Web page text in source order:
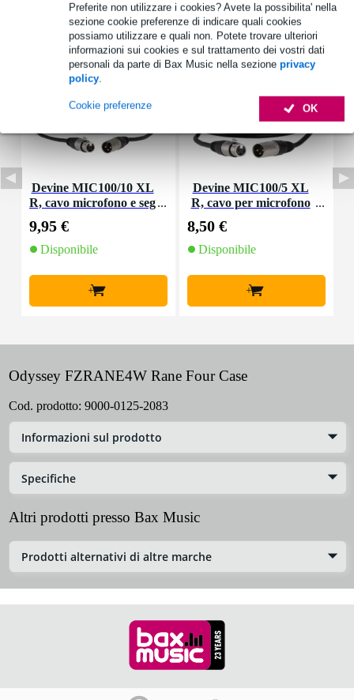
Preferite non utilizzare i cookies? Avete la possibilita' nella
sezione cookie preferenze di indicare quali cookies
possiamo utilizzare e quali non. Potete trovare ulteriori
informazioni sui cookies e sul trattamento dei vostri dati
personali da parte di Bax Music nella sezione privacy
policy.
OK
Cookie preferenze
Accessori (30)
Devine MIC100/10 XL
R, cavo microfono e seg
9,95 €
Disponibile
+
Devine MIC100/5 XL
R, cavo per microfono
8,50 €
Disponibile
+
Odyssey FZRANE4W Rane Four Case
Cod. prodotto: 9000-0125-2083
Informazioni sul prodotto
Specifiche
Altri prodotti presso Bax Music
Prodotti alternativi di altre marche